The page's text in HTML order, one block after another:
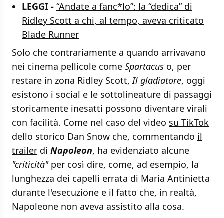
LEGGI - “Andate a fanc*lo”: la “dedica” di
Ridley Scott a chi, al tempo, aveva criticato
Blade Runner
Solo che contrariamente a quando arrivavano
nei cinema pellicole come Spartacus o, per
restare in zona Ridley Scott,Il gladiatore, oggi
esistono i social e le sottolineature di passaggi
storicamente inesatti possono diventare virali
con facilità. Come nel caso del video su TikTok
dello storico Dan Snow che, commentando il
trailer di Napoleon, ha evidenziato alcune
"criticità"per così dire, come, ad esempio, la
lunghezza dei capelli errata di Maria Antinietta
durante l'esecuzione e il fatto che, in realtà,
Napoleone non aveva assistito alla cosa.